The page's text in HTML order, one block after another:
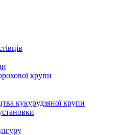
крупи
кукурудзяної крупи